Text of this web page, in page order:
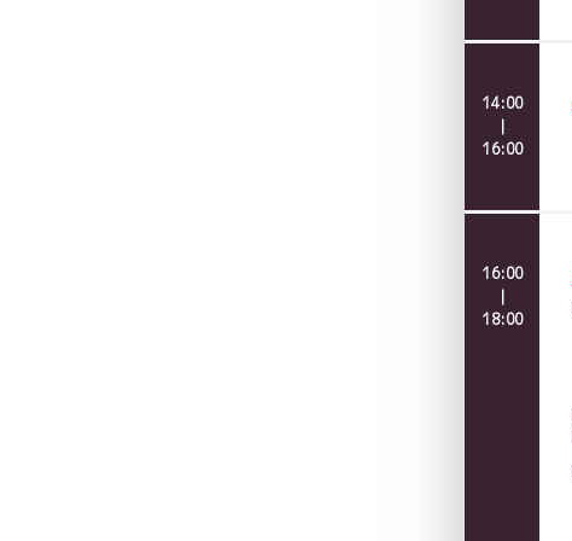
14:00
｜
16:00
16:00
｜
18:00